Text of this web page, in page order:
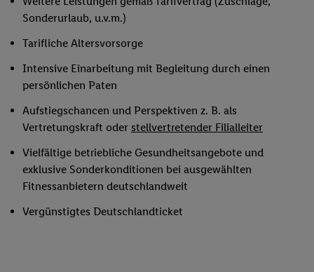
Sonderurlaub, u.v.m.)
Tarifliche Altersvorsorge
Intensive Einarbeitung mit Begleitung durch einen
persönlichen Paten
Aufstiegschancen und Perspektiven z. B. als
Vertretungskraft oder stellvertretender Filialleiter
Vielfältige betriebliche Gesundheitsangebote und
exklusive Sonderkonditionen bei ausgewählten
Fitnessanbietern deutschlandweit
Vergünstigtes Deutschlandticket